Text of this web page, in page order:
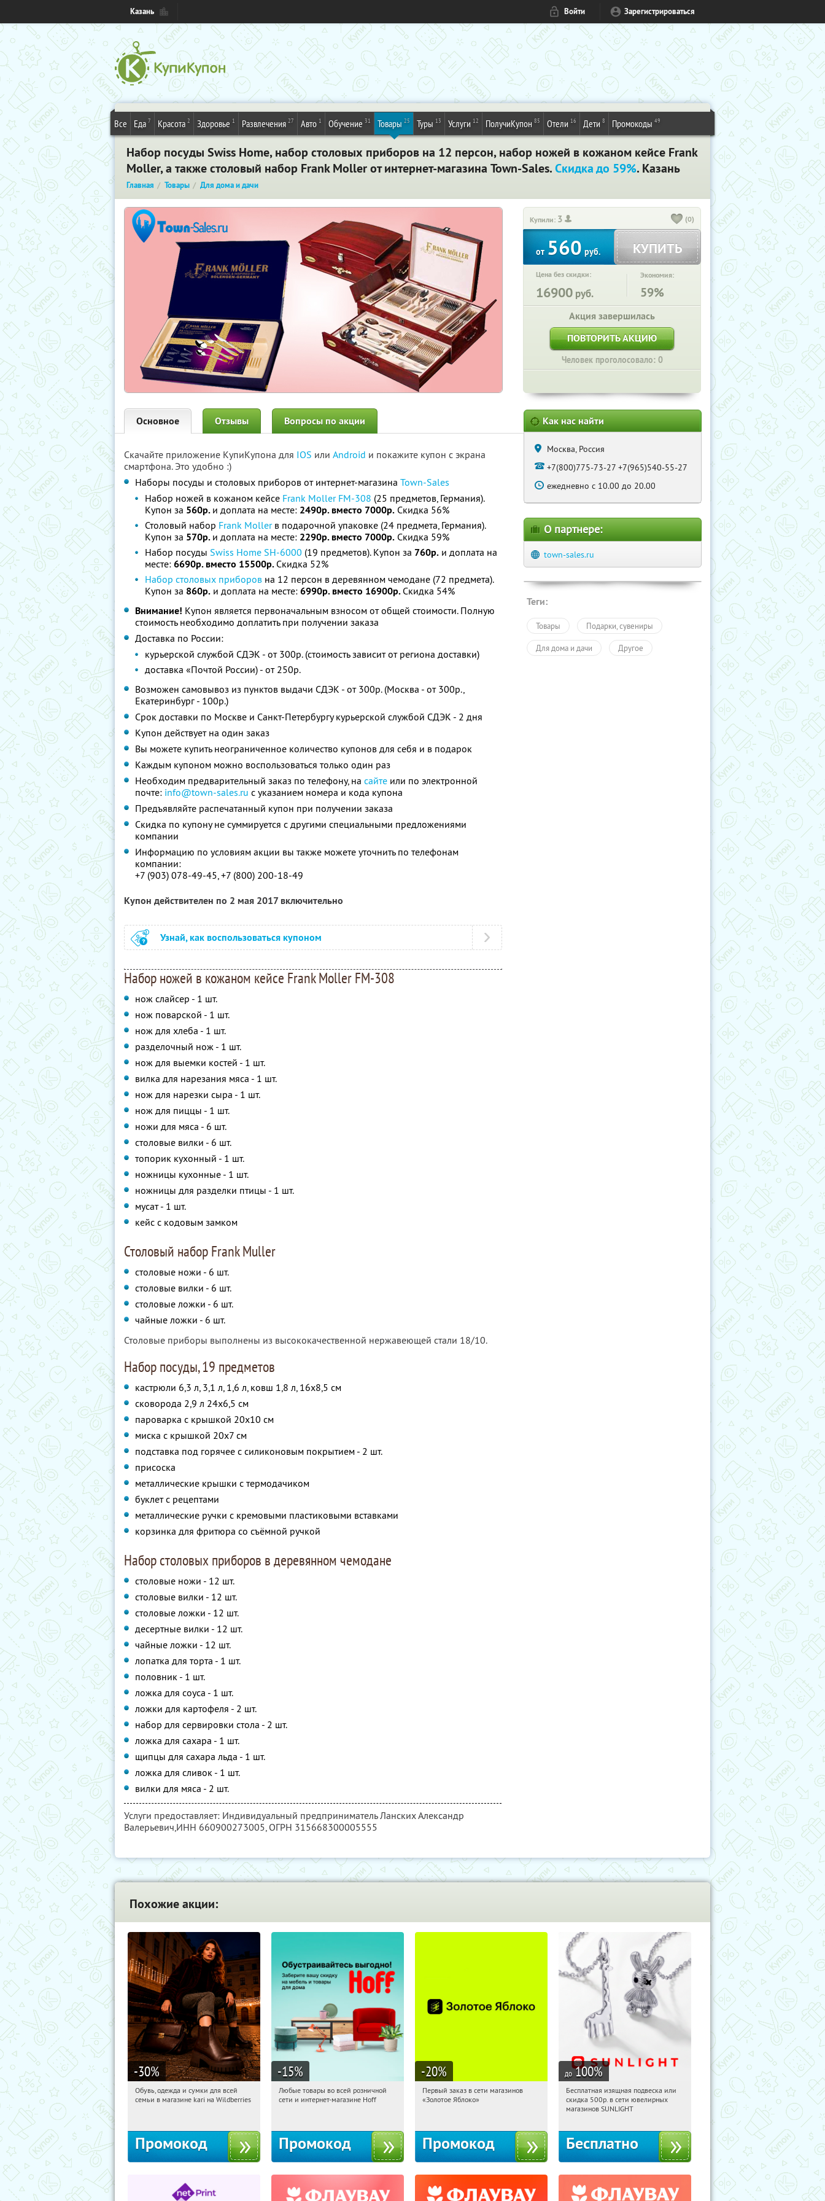
Казань Войти Зарегистрироваться
Все Еда 7 Красота 2 Здоровье 1 Развлечения 27 Авто 1 Обучение 31 Товары 25 Туры 13 Услуги 12 ПолучиКупон 85 Отели 16 Дети 8 Промокоды 49
Набор посуды Swiss Home, набор столовых приборов на 12 персон, набор ножей в кожаном кейсе Frank
Moller, а также столовый набор Frank Moller от интернет-магазина Town-Sales.Скидка до 59%. Казань
Главная Товары Для дома и дачи
Купили: 3 (0)
от560руб. КУПИТЬ
Цена без скидки:
16900 руб.
Экономия:
59%
Акция завершилась
ПОВТОРИТЬ АКЦИЮ
Человек проголосовало: 0
Основное Отзывы Вопросы по акции
Скачайте приложение КупиКупона для IOS или Android и покажите купон с экрана
смартфона. Это удобно :)
Наборы посуды и столовых приборов от интернет-магазина Town-Sales
Набор ножей в кожаном кейсе Frank Moller FM-308 (25 предметов, Германия).
Купон за 560р. и доплата на месте: 2490р. вместо 7000р. Скидка 56%
Столовый набор Frank Mollerв подарочной упаковке (24 предмета, Германия).
Купон за 570р. и доплата на месте: 2290р. вместо 7000р. Скидка 59%
Набор посуды Swiss Home SH-6000 (19 предметов). Купон за 760р. и доплата на
месте: 6690р. вместо 15500р. Скидка 52%
Набор столовых приборов на 12 персон в деревянном чемодане (72 предмета).
Купон за 860р. и доплата на месте: 6990р. вместо 16900р. Скидка 54%
Внимание! Купон является первоначальным взносом от общей стоимости. Полную
стоимость необходимо доплатить при получении заказа
Доставка по России:
курьерской службой СДЭК - от 300р. (стоимость зависит от региона доставки)
доставка «Почтой России) - от 250р.
Возможен самовывоз из пунктов выдачи СДЭК - от 300р. (Москва - от 300р.,
Екатеринбург - 100р.)
Срок доставки по Москве и Санкт-Петербургу курьерской службой СДЭК - 2 дня
Купон действует на один заказ
Вы можете купить неограниченное количество купонов для себя и в подарок
Каждым купоном можно воспользоваться только один раз
Необходим предварительный заказ по телефону, на сайте или по электронной
почте: info@town-sales.ru с указанием номера и кода купона
Предъявляйте распечатанный купон при получении заказа
Скидка по купону не суммируется с другими специальными предложениями
компании
Информацию по условиям акции вы также можете уточнить по телефонам
компании:
+7 (903) 078-49-45, +7 (800) 200-18-49
Купон действителен по 2 мая 2017 включительно
Узнай, как воспользоваться купоном
Набор ножей в кожаном кейсе Frank Moller FM-308
нож слайсер - 1 шт.
нож поварской - 1 шт.
нож для хлеба - 1 шт.
разделочный нож - 1 шт.
нож для выемки костей - 1 шт.
вилка для нарезания мяса - 1 шт.
нож для нарезки сыра - 1 шт.
нож для пиццы - 1 шт.
ножи для мяса - 6 шт.
столовые вилки - 6 шт.
топорик кухонный - 1 шт.
ножницы кухонные - 1 шт.
ножницы для разделки птицы - 1 шт.
мусат - 1 шт.
кейс с кодовым замком
Столовый набор Frank Muller
столовые ножи - 6 шт.
столовые вилки - 6 шт.
столовые ложки - 6 шт.
чайные ложки - 6 шт.
Столовые приборы выполнены из высококачественной нержавеющей стали 18/10.
Набор посуды, 19 предметов
кастрюли 6,3 л, 3,1 л, 1,6 л, ковш 1,8 л, 16x8,5 см
сковорода 2,9 л 24x6,5 см
пароварка с крышкой 20x10 см
миска с крышкой 20x7 см
подставка под горячее с силиконовым покрытием - 2 шт.
присоска
металлические крышки с термодачиком
буклет с рецептами
металлические ручки с кремовыми пластиковыми вставками
корзинка для фритюра со съёмной ручкой
Набор столовых приборов в деревянном чемодане
столовые ножи - 12 шт.
столовые вилки - 12 шт.
столовые ложки - 12 шт.
десертные вилки - 12 шт.
чайные ложки - 12 шт.
лопатка для торта - 1 шт.
половник - 1 шт.
ложка для соуса - 1 шт.
ложки для картофеля - 2 шт.
набор для сервировки стола - 2 шт.
ложка для сахара - 1 шт.
щипцы для сахара льда - 1 шт.
ложка для сливок - 1 шт.
вилки для мяса - 2 шт.
Услуги предоставляет: Индивидуальный предприниматель Ланских Александр
Валерьевич,ИНН 660900273005, ОГРН 315668300005555
Как нас найти
Москва, Россия
+7(800)775-73-27 +7(965)540-55-27
ежедневно с 10.00 до 20.00
О партнере:
town-sales.ru
Теги:
Товары Подарки, сувениры
Для дома и дачи Другое
Похожие акции:
-30%
19:27:39
Получи первым!
Обувь, одежда и сумки для всей
семьи в магазине kari на Wildberries
Промокод
-15%
19:27:39 Получили:
Любые товары во всей розничной
сети и интернет-магазине Hoff
Промокод
-20%
19:27:39
Получи первым!
Первый заказ в сети магазинов
«Золотое Яблоко»
Промокод
до 100%
19:27:39 Получили:
Россия
Бесплатная изящная подвеска или
скидка 500р. в сети ювелирных
магазинов SUNLIGHT
Бесплатно